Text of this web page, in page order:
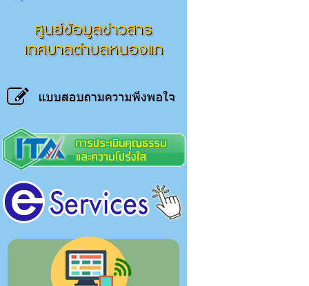
ศูนย์ข้อมูลข่าวสาร
เทศบาลตำบลหนองแก